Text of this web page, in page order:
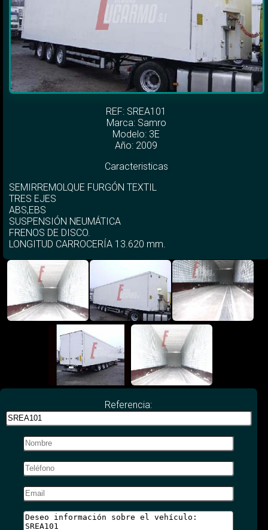
REF: SREA101
Marca: Samro
Modelo: 3E
Año: 2009
Caracteristicas
SEMIRREMOLQUE FURGÓN TEXTIL
TRES EJES
ABS,EBS
SUSPENSIÓN NEUMÁTICA
FRENOS DE DISCO.
LONGITUD CARROCERÍA 13.620 mm.
Referencia: